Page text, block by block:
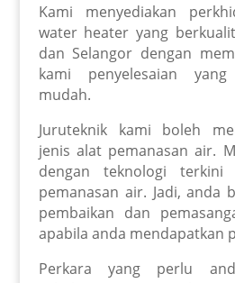
Kami menyediakan
water heater yang
dan Selangor dengan
kami penyelesaian
mudah.
Juruteknik kami boleh
jenis alat pemanasan air.
dengan teknologi
pemanasan air. Jadi, anda
pembaikan dan
apabila anda mendapatkan
Perkara yang perlu